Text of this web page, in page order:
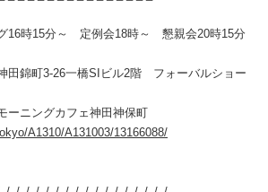
16時15分～ 定例会18時～ 懇親会20時15分
田錦町3-26一橋SIビル2階 フォーバルショー
ーニングカフェ神田神保町
A1310/A131003/13166088/